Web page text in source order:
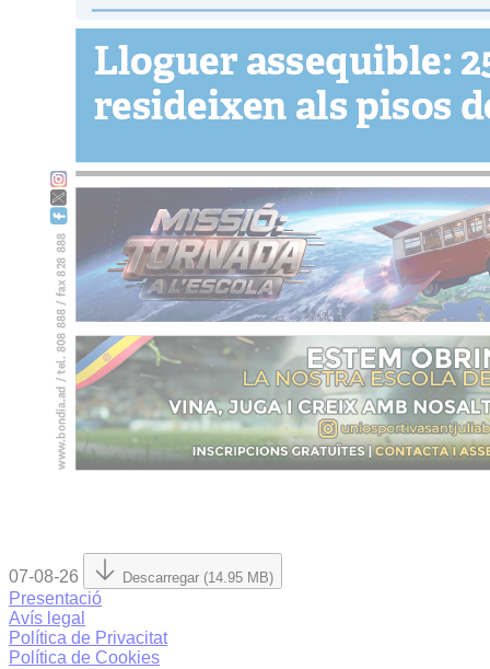
07-08-26 Descarregar (14.95 MB)
Presentació
Avís legal
Política de Privacitat
Política de Cookies